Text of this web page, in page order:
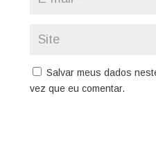
Salvar meus dados
vez que eu comentar.